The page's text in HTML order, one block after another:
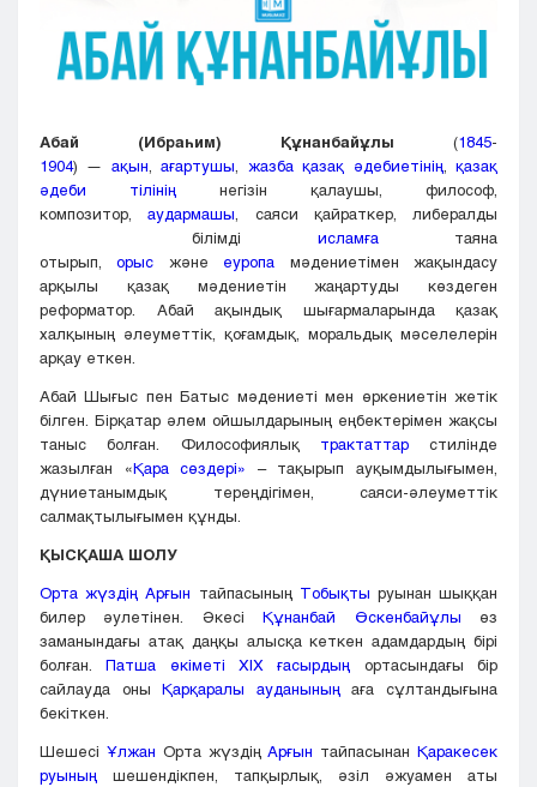
Шымкент
Абай (Ибраһим) Құнанбайұлы (1845-
1904) — ақын ,ағартушы жазба қазақ әдебиетінің ,қазақ
әдеби тілінің негізін қалаушы, философ,
композитор,аудармашы , саяси қайраткер, либералды
білімді исламға таяна
отырып,орыс және еуропа мәдениетімен жақындасу
арқылы қазақ мәдениетін жаңартуды көздеген
реформатор. Абай ақындық шығармаларында қазақ
халқының әлеуметтік, қоғамдық, моральдық мәселелерін
арқау еткен.
Абай Шығыс пен Батыс мәдениеті мен өркениетін жетік
білген. Бірқатар әлем ойшылдарының еңбектерімен жақсы
таныс болған. Философиялық трактаттарстилінде
жазылған «Қара сөздері» – тақырып ауқымдылығымен,
дүниетанымдық тереңдігімен, саяси-әлеуметтік
салмақтылығымен құнды.
ҚЫСҚАША ШОЛУ
Орта жүздің Арғын тайпасының Тобықты руынан шыққан
билер әулетінен. ӘкесіҚұнанбай Өскенбайұлы өз
заманындағы атақ даңқы алысқа кеткен адамдардың бірі
болған.Патша өкіметі XIX ғасырдың ортасындағы бір
сайлауда оныҚарқаралы ауданының аға сұлтандығына
бекіткен.
Шешесі Ұлжан Орта жүздіңАрғын тайпасынанҚаракесек
руының шешендікпен, тапқырлық, әзіл әжуамен аты